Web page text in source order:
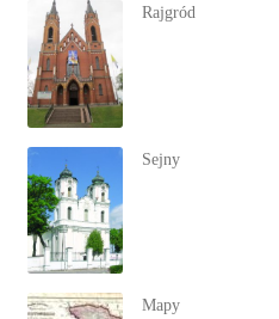
Rajgród
Sejny
Mapy